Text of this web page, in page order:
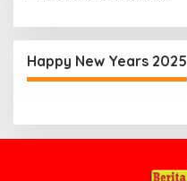
Happy New Years 2025